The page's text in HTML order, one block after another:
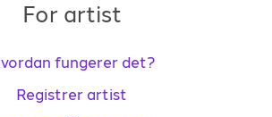
For artist
fungerer det?
Registrer artist